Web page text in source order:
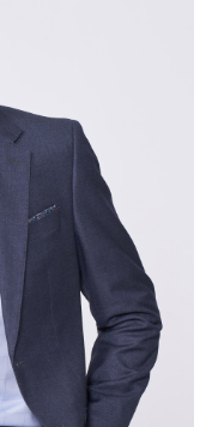
turun Aplikasi AFTEE
tempoh pembayaran
pembayaran anda,
oleh AFTEE. Anda
anda menerima
anda boleh
(cth.: produk
masa yang lebih
membuat pembayaran
pesanan.
boleh sehingga
akan berdasarkan
besar daripada NT$20.